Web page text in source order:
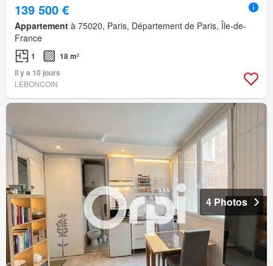
139 500 €
Appartement à 75020, Paris, Département de Paris, Île-de-
France
1
18 m²
Il y a 10 jours
LEBONCOIN
4 Photos